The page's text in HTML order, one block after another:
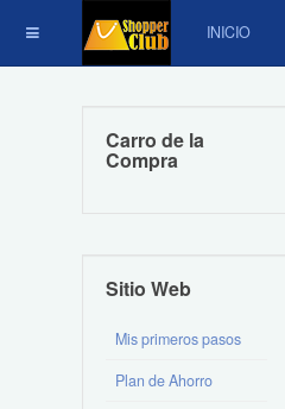
INICIO
Carro de la
Compra
Sitio Web
Mis primeros pasos
Plan de Ahorro